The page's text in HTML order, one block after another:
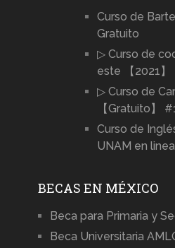
Curso de
Gratuito
▷ Curso de
este 【2021】
▷ Curso de
【Gratuito】
Curso de
UNAM en
BECAS EN MÉXICO
Beca para Primaria y
Beca Universitaria